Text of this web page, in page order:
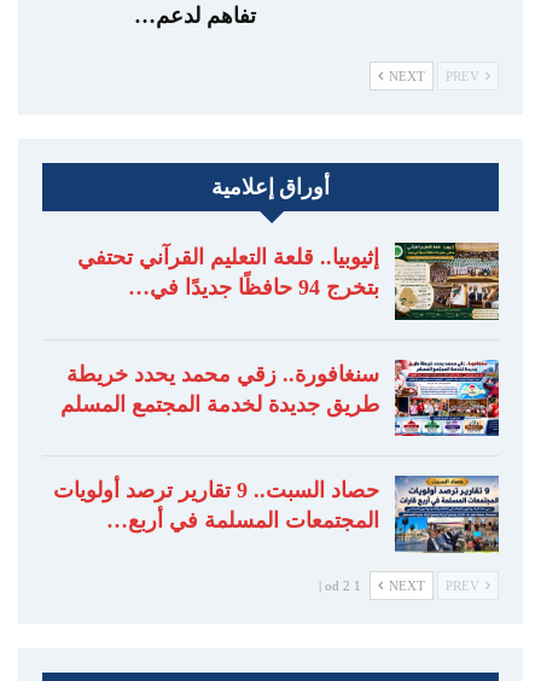
تفاهم لدعم…
NEXT
أوراق إعلامية
إثيوبيا.. قلعة التعليم القرآني تحتفي
بتخرج 94 حافظًا جديدًا في…
سنغافورة.. زقي محمد يحدد خريطة
طريق جديدة لخدمة المجتمع المسلم
حصاد السبت.. 9 تقارير ترصد أولويات
المجتمعات المسلمة في أربع…
NEXT
1 od 2 |